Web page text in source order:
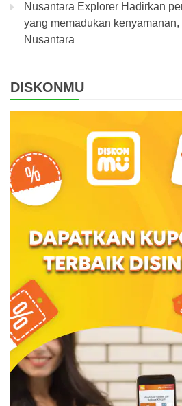
Nusantara Explorer Hadirkan
yang memadukan
Nusantara
DISKONMU